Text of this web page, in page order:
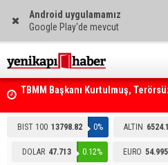
Android uygulamamız
Google Play'de mevcut
Telefonla arayıp "RTÜK'ten
akılalmaz tuzak ifşa oldu
BIST 100 13798.82 0% ALTIN
DOLAR 47.713 0.12% EURO 54.995